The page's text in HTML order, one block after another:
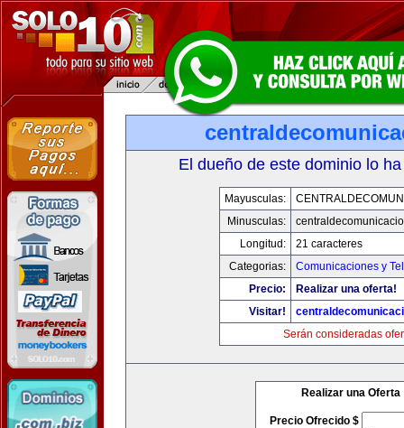
El dueño de este dominio lo
Mayusculas:
Minusculas:
Longitud:
21 caracteres
Categorias:
Comunicaciones y
Precio:
Realizar una oferta!
Visitar!
Serán consideradas
Realizar una Oferta
Precio Ofrecido $